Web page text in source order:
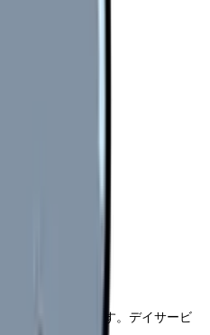
りません。
いことがあります。デイサービ